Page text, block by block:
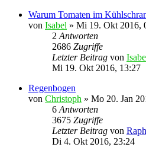
Warum Tomaten im
von Isabel » Mi 19. Okt 2016,
2 Antworten
2686 Zugriffe
Letzter Beitrag von
Mi 19. Okt 2016, 13:27
Regenbogen
von Christoph » Mo 20. Jan
6 Antworten
3675 Zugriffe
Letzter Beitrag von
Di 4. Okt 2016, 23:24